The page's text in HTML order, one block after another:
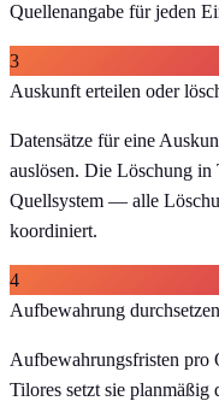
Quellenangabe für jeden
3
Auskunft erteilen oder
Datensätze für eine
auslösen. Die Löschung in
Quellsystem — alle
koordiniert.
4
Aufbewahrung durchsetzen
Aufbewahrungsfristen pro
Tilores setzt sie